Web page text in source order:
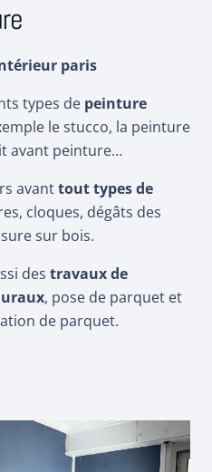
paris
types de peinture
le stucco, la peinture
avant peinture…
avanttout types de
cloques, dégâts des
sur bois.
des travaux de
, pose de parquet et
de parquet.